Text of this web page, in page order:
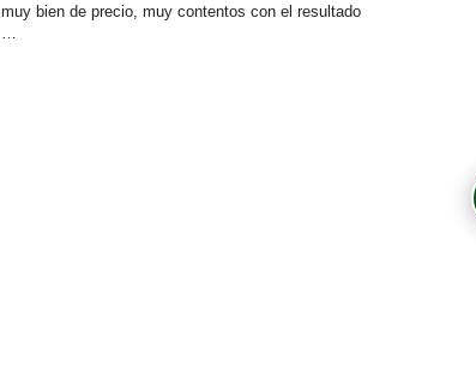
muy bien de precio, muy contentos con el resultado